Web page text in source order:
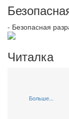
- Безопасная
Читалка
Больше...